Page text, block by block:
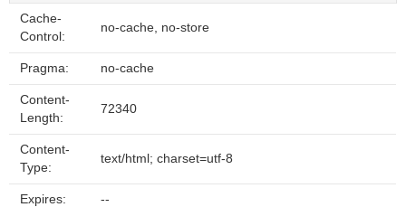
Cache-
Control:
no-cache, no-store
Pragma: no-cache
Content-
Length:
72340
Content-
Type:
text/html; charset=utf-8
Expires: --